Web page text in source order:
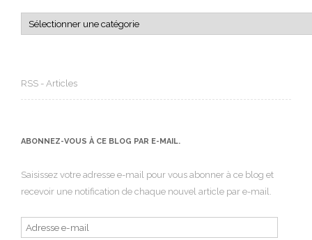
Catégories
RSS - Articles
ABONNEZ-VOUS À CE BLOG PAR E-MAIL.
Saisissez votre adresse e-mail pour vous abonner à ce blog et
recevoir une notification de chaque nouvel article par e-mail.
Adresse